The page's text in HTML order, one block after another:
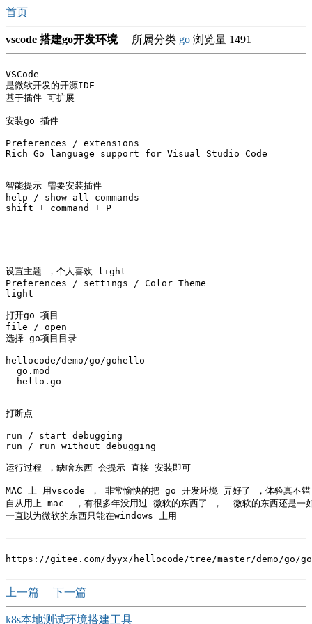
首页
vscode 搭建go开发环境所属分类 go 浏览量 1491
VSCode
是微软开发的开源IDE
基于插件 可扩展
安装go 插件
Preferences / extensions
Rich Go language support for Visual Studio Code
智能提示 需要安装插件
help / show all commands
shift + command + P
设置主题 ，个人喜欢 light
Preferences / settings / Color Theme
light
打开go 项目
file / open
选择 go项目目录
hellocode/demo/go/gohello
  go.mod
  hello.go
打断点
run / start debugging
run / run without debugging
运行过程 ，缺啥东西 会提示 直接 安装即可
MAC 上 用vscode ， 非常愉快的把 go 开发环境 弄好了 ，体验真不错
自从用上 mac  ，有很多年没用过 微软的东西了 ，  微软的东西还是
一直以为微软的东西只能在windows 上用
上一篇 下一篇
k8s本地测试环境搭建工具